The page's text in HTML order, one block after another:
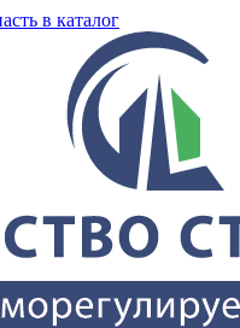
в каталог